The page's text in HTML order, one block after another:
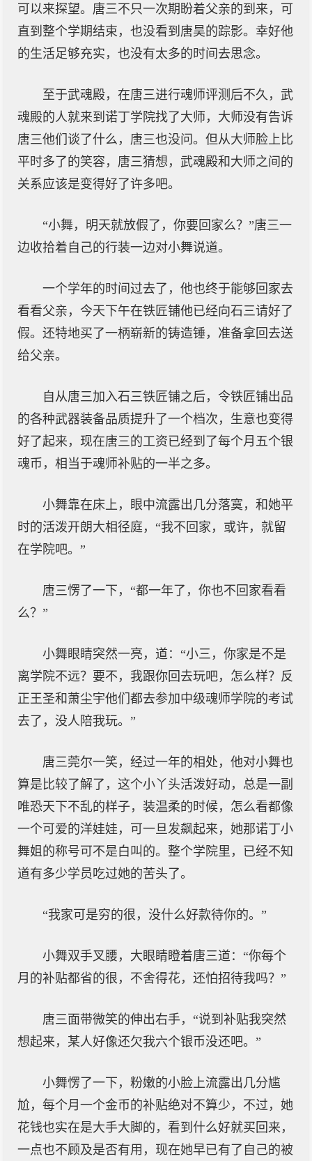
可以来探望。唐三不只一次期盼着父亲的到来，可
直到整个学期结束，也没看到唐昊的踪影。幸好他
的生活足够充实，也没有太多的时间去思念。
至于武魂殿，在唐三进行魂师评测后不久，武
魂殿的人就来到诺丁学院找了大师，大师没有告诉
唐三他们谈了什么，唐三也没问。但从大师脸上比
平时多了的笑容，唐三猜想，武魂殿和大师之间的
关系应该是变得好了许多吧。
“小舞，明天就放假了，你要回家么？”唐三一
边收拾着自己的行装一边对小舞说道。
一个学年的时间过去了，他也终于能够回家去
看看父亲，今天下午在铁匠铺他已经向石三请好了
假。还特地买了一柄崭新的铸造锤，准备拿回去送
给父亲。
自从唐三加入石三铁匠铺之后，令铁匠铺出品
的各种武器装备品质提升了一个档次，生意也变得
好了起来，现在唐三的工资已经到了每个月五个银
魂币，相当于魂师补贴的一半之多。
小舞靠在床上，眼中流露出几分落寞，和她平
时的活泼开朗大相径庭，“我不回家，或许，就留
在学院吧。”
唐三愣了一下，“都一年了，你也不回家看看
么？”
小舞眼睛突然一亮，道：“小三，你家是不是
离学院不远？要不，我跟你回去玩吧，怎么样？反
正王圣和萧尘宇他们都去参加中级魂师学院的考试
去了，没人陪我玩。”
唐三莞尔一笑，经过一年的相处，他对小舞也
算是比较了解了，这个小丫头活泼好动，总是一副
唯恐天下不乱的样子，装温柔的时候，怎么看都像
一个可爱的洋娃娃，可一旦发飙起来，她那诺丁小
舞姐的称号可不是白叫的。整个学院里，已经不知
道有多少学员吃过她的苦头了。
“我家可是穷的很，没什么好款待你的。”
小舞双手叉腰，大眼睛瞪着唐三道：“你每个
月的补贴都省的很，不舍得花，还怕招待我吗？”
唐三面带微笑的伸出右手，“说到补贴我突然
想起来，某人好像还欠我六个银币没还吧。”
小舞愣了一下，粉嫩的小脸上流露出几分尴
尬，每个月一个金币的补贴绝对不算少，不过，她
花钱也实在是大手大脚的，看到什么好就买回来，
一点也不顾及是否有用，现在她早已有了自己的被